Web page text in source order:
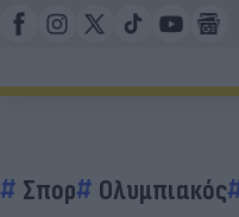
Σπορ Ολυμπιακός